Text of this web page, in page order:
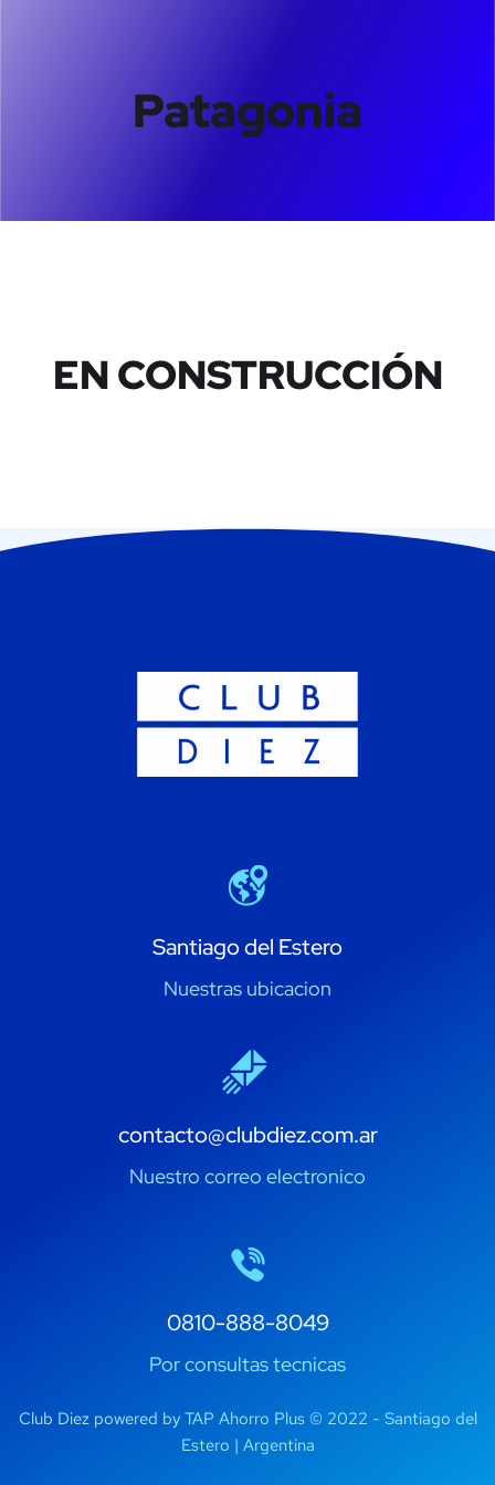
Patagonia
EN CONSTRUCCIÓN
Santiago del Estero
Nuestras ubicacion
contacto@clubdiez.com.ar
Nuestro correo electronico
0810-888-8049
Por consultas tecnicas
Club Diez powered by TAP Ahorro Plus © 2022 - Santiago del
Estero | Argentina